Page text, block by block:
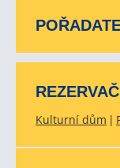
Kulturní dům